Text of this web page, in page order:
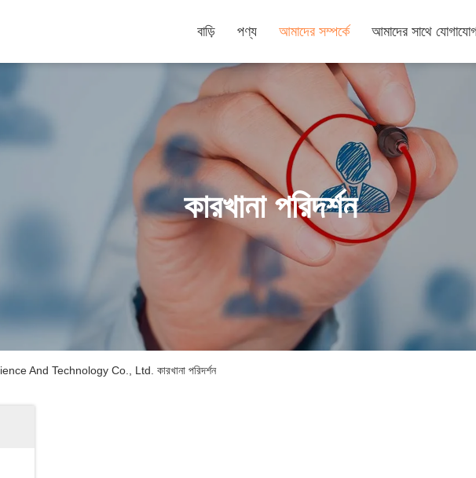
বাড়ি পণ্য আমাদের সম্পর্কে আমাদের সাথে
কারখানা পরিদর্শন
And Technology Co., Ltd. কারখানা পরিদর্শন